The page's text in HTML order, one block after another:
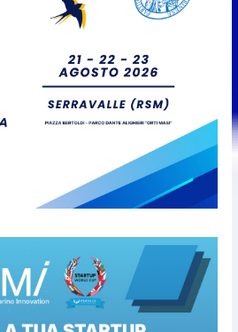
cittadinanza onoraria, chiavi
della città e premio alla carriera
7 Agosto 2026
Anche la FSGC nella nuova
partnership tra FIFA+ e DAZN